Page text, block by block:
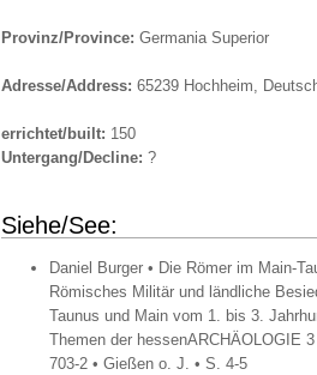
Provinz/Province: Germania Superior
Adresse/Address: 65239 Hochheim,
errichtet/built: 150
Untergang/Decline: ?
Siehe/See:
Daniel Burger • Die Römer im Main-
Römisches Militär und ländliche
Taunus und Main vom 1. bis 3.
Themen der hessenARCHÄOLOGIE
703-2 • Gießen o. J. • S. 4-5